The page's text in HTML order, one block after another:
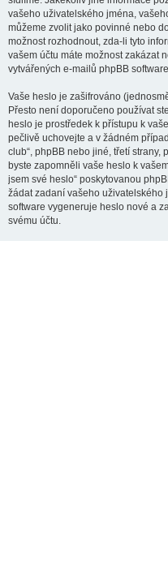
vašeho uživatelského jména,
můžeme zvolit jako povinné nebo
možnost rozhodnout, zda-li tyto
vašem účtu máte možnost zakázat
vytvářených e-mailů phpBB
Vaše heslo je zašifrováno
Přesto není doporučeno používat
heslo je prostředek k přístupu k
pečlivě uchovejte a v žádném
club“, phpBB nebo jiné, třetí strany,
byste zapomněli vaše heslo k
jsem své heslo“ poskytovanou
žádat zadaní vašeho uživatelského
software vygeneruje heslo nové a
svému účtu.